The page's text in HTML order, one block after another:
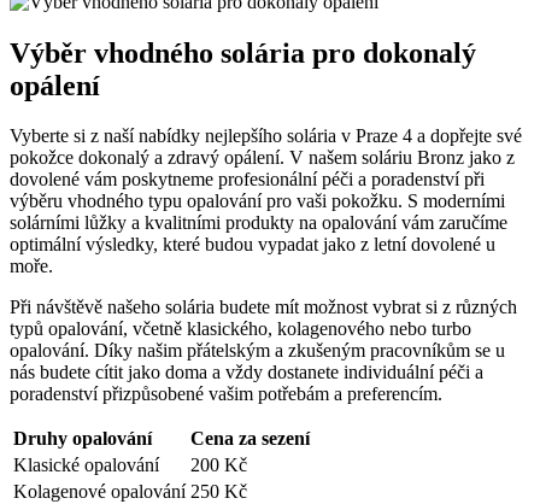
Výběr vhodného solária pro⁣ dokonalý
opálení
Vyberte si ⁤z naší⁤ nabídky nejlepšího solária v Praze 4 a⁣ dopřejte ⁣své
pokožce dokonalý a‍ zdravý opálení. V našem⁢ soláriu Bronz jako z
dovolené⁣ vám poskytneme‌ profesionální ‍péči a poradenství při⁣
výběru vhodného typu opalování pro vaši⁤ pokožku. S moderními
‍solárními lůžky‍ a​ kvalitními⁣ produkty na opalování vám zaručíme
optimální ‍výsledky, které budou vypadat​ jako ⁤z ​letní⁢ dovolené u
moře.
Při návštěvě našeho solária⁢ budete mít možnost ⁢vybrat si z různých⁤
typů opalování, ⁤včetně klasického, kolagenového nebo turbo⁤
opalování. Díky našim přátelským a zkušeným pracovníkům se u
nás budete cítit jako⁢ doma a vždy‌ dostanete individuální ⁤péči ​a
poradenství přizpůsobené‌ vašim potřebám a preferencím.
Druhy opalování
Cena za‌ sezení
Klasické opalování
200 Kč
Kolagenové opalování 250 Kč